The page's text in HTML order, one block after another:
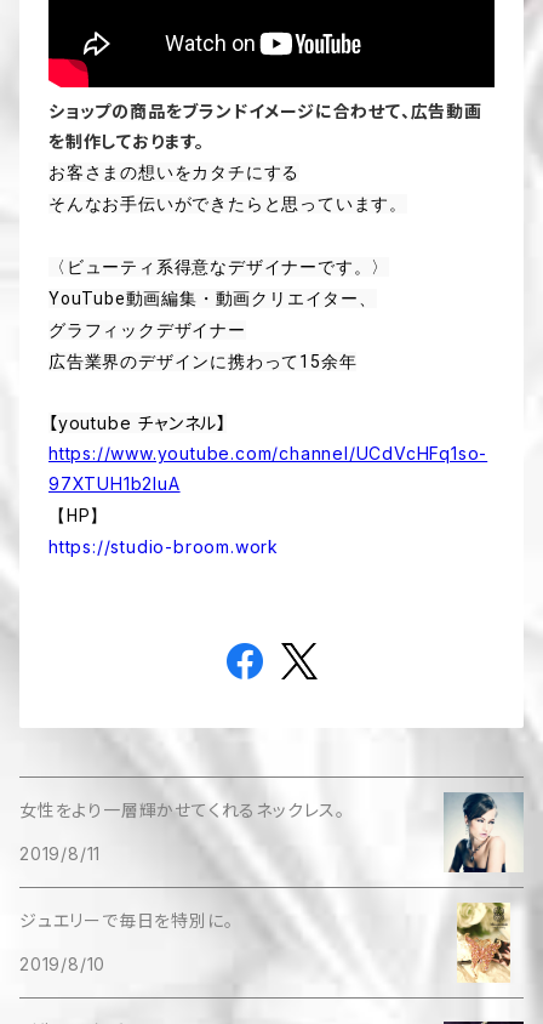
ショップの商品をブランドイメージに合わせて、広告動画
を制作しております。
お客さまの想いをカタチにする
そんなお手伝いができたらと思っています。
〈ビューティ系得意なデザイナーです。〉
YouTube動画編集・動画クリエイター、
グラフィックデザイナー
広告業界のデザインに携わって15余年
【youtube チャンネル】
https://www.youtube.com/channel/UCdVcHFq1so-
97XTUH1b2IuA
【HP】
https://studio-broom.work
女性をより一層輝かせてくれるネックレス。
2019/8/11
ジュエリーで毎日を特別に。
2019/8/10